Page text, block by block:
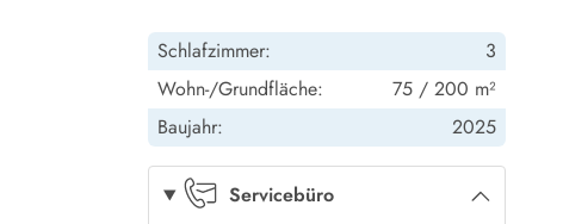
Schlafzimmer:
3
Wohn-/Grundfläche:
75 / 200 m²
Baujahr:
2025
Servicebüro